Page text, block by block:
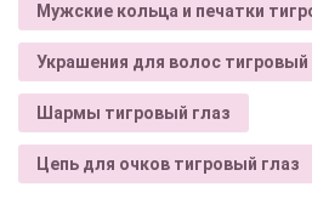
Мужские кольца и печатки
Украшения для волос тигровый
Шармы тигровый глаз
Цепь для очков тигровый глаз